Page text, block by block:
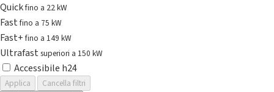
Quickfino a 22 kW
Fastfino a 75 kW
Fast+fino a 149 kW
Ultrafast superiori a 150 kW
Accessibile h24
Applica
Cancella filtri